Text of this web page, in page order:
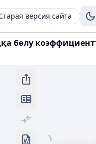
версия сайта
бөлу